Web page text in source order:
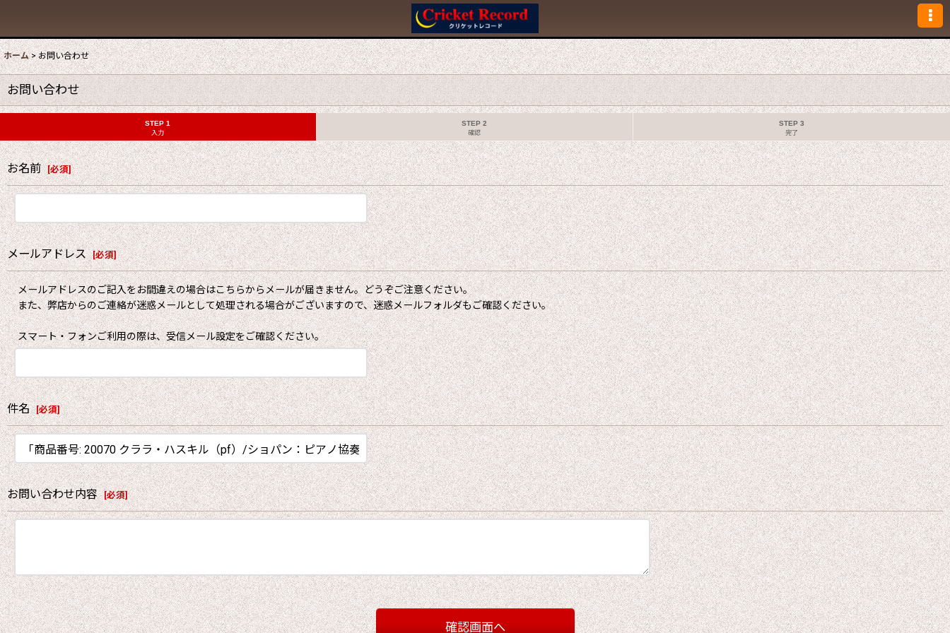
ホーム > お問い合わせ
お問い合わせ
STEP 1
入力
STEP 2
確認
STEP 3
完了
お名前 [必須]
メールアドレス [必須]
メールアドレスのご記入をお間違えの場合はこちらからメールが届きません。どうぞご注意ください。
また、弊店からのご連絡が迷惑メールとして処理される場合がございますので、迷惑メールフォルダもご確認ください。
スマート・フォンご利用の際は、受信メール設定をご確認ください。
件名 [必須]
お問い合わせ内容 [必須]
確認画面へ